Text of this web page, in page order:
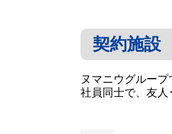
契約施設
ヌマニウグルー
社員同士で、友人